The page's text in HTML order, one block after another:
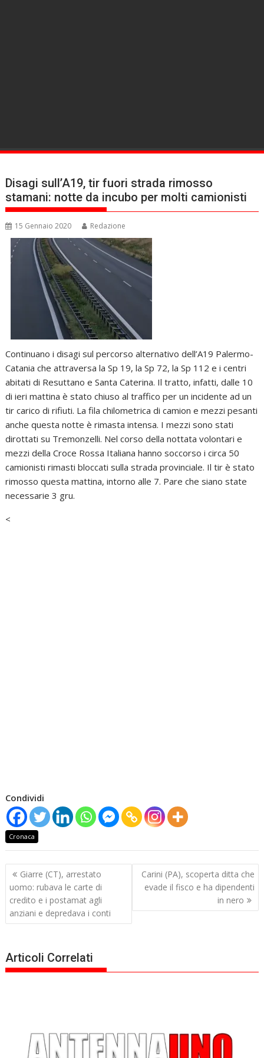
Disagi sull’A19, tir fuori strada rimosso
stamani: notte da incubo per molti camionisti
15 Gennaio 2020 Redazione
Continuano i disagi sul percorso alternativo dell’A19 Palermo-
Catania che attraversa la Sp 19, la Sp 72, la Sp 112 e i centri
abitati di Resuttano e Santa Caterina. Il tratto, infatti, dalle 10
di ieri mattina è stato chiuso al traffico per un incidente ad un
tir carico di rifiuti. La fila chilometrica di camion e mezzi pesanti
anche questa notte è rimasta intensa. I mezzi sono stati
dirottati su Tremonzelli. Nel corso della nottata volontari e
mezzi della Croce Rossa Italiana hanno soccorso i circa 50
camionisti rimasti bloccati sulla strada provinciale. Il tir è stato
rimosso questa mattina, intorno alle 7. Pare che siano state
necessarie 3 gru.
<
Condividi
Cronaca
Navigazione
articoli
Giarre (CT), arrestato
uomo: rubava le carte di
credito e i postamat agli
anziani e depredava i conti
Carini (PA), scoperta ditta che
evade il fisco e ha dipendenti
in nero
Articoli Correlati